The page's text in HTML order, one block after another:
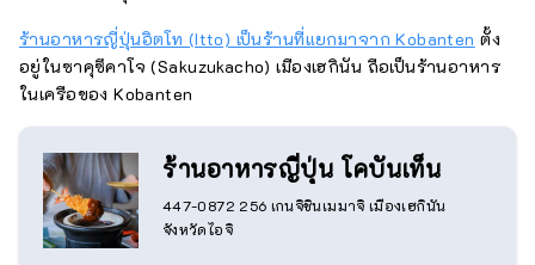
ร้านอาหารญี่ปุ่นอิตโท (Itto) เป็นร้านที่แยกมาจาก Kobanten ตั้ง
อยู่ในซาคุซึคาโจ (Sakuzukacho) เมืองเฮกินัน ถือเป็นร้านอาหาร
ในเครือของ Kobanten
ร้านอาหารญี่ปุ่น โคบันเท็น
447-0872 256 เกนจิชินเมมาจิ เมืองเฮกินัน
จังหวัดไอจิ